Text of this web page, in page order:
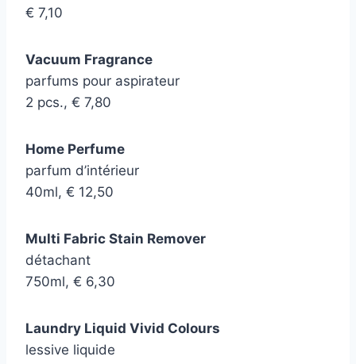
€ 7,10
Vacuum Fragrance
parfums pour aspirateur
2 pcs., € 7,80
Home Perfume
parfum d’intérieur
40ml, € 12,50
Multi Fabric Stain Remover
détachant
750ml, € 6,30
Laundry Liquid Vivid Colours
lessive liquide